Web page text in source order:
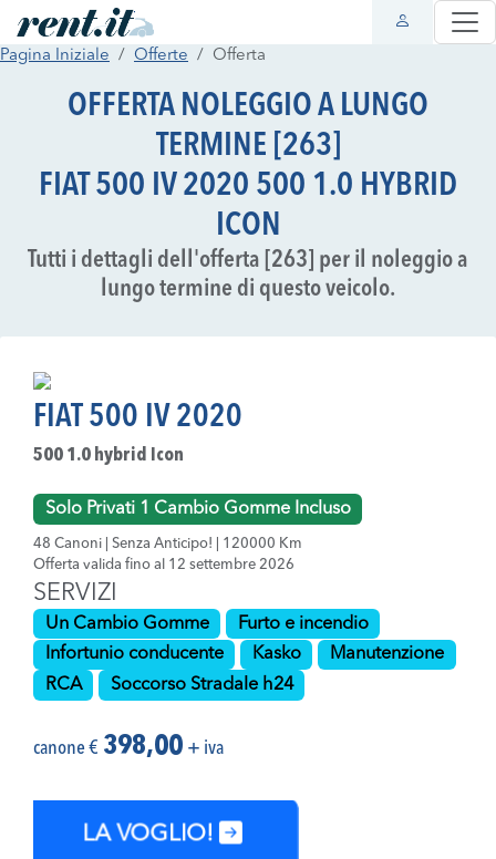
Pagina Iniziale Offerte Offerta
OFFERTA NOLEGGIO A LUNGO
TERMINE [263]
FIAT 500 IV 2020 500 1.0 HYBRID
ICON
Tutti i dettagli dell'offerta [263] per il noleggio a
lungo termine di questo veicolo.
FIAT 500 IV 2020
500 1.0 hybrid Icon
Solo Privati 1 Cambio Gomme Incluso
48 Canoni | Senza Anticipo! | 120000 Km
Offerta valida fino al 12 settembre 2026
SERVIZI
Un Cambio Gomme
Furto e incendio
Infortunio conducente
Kasko
Manutenzione
RCA
Soccorso Stradale h24
canone € 398,00 + iva
LA VOGLIO!